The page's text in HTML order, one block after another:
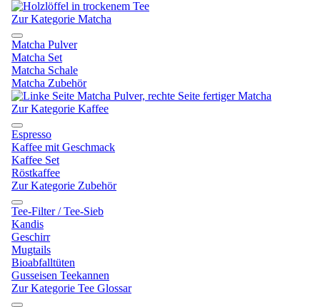
Zur Kategorie Matcha
Matcha Pulver
Matcha Set
Matcha Schale
Matcha Zubehör
Zur Kategorie Kaffee
Espresso
Kaffee mit Geschmack
Kaffee Set
Röstkaffee
Zur Kategorie Zubehör
Tee-Filter / Tee-Sieb
Kandis
Geschirr
Mugtails
Bioabfalltüten
Gusseisen Teekannen
Zur Kategorie Tee Glossar